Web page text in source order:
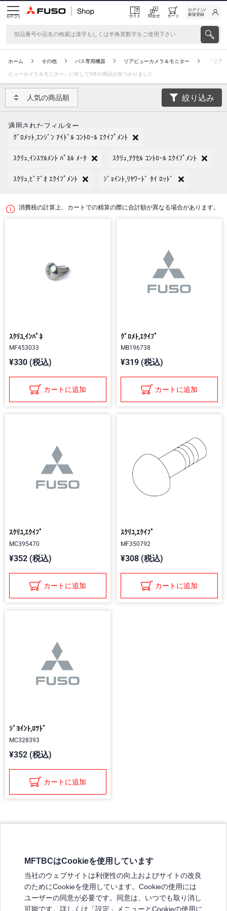
カテゴリ ガイド 問合せ カート
ログイン/
新規登録
ホーム その他 バス専用機器 リアビューカメラ＆モニター 「リア
ビューカメラ＆モニター」に対して5件の商品が見つかりました
人気の商品順 絞り込み
適用されたフィルター
ｸﾞﾛﾒｯﾄ,ｴﾝｼﾞﾝ ｱｲﾄﾞﾙ ｺﾝﾄﾛｰﾙ ｴｸｲﾌﾟﾒﾝﾄ
ｽｸﾘｭ,ｲﾝｽﾂﾙﾒﾝﾄ ﾊﾟﾈﾙ ﾒｰﾀ ｽｸﾘｭ,ｱｸｾﾙ ｺﾝﾄﾛｰﾙ ｴｸｲﾌﾟﾒﾝﾄ
ｽｸﾘｭ,ﾋﾞﾃﾞｵ ｴｸｲﾌﾟﾒﾝﾄ ｼﾞｮｲﾝﾄ,ﾘﾔﾜｰﾄﾞ ﾀｲ ﾛｯﾄﾞ
消費税の計算上、カートでの精算の際に合計額が異なる場合があります。
ｽｸﾘﾕ,ｲﾝﾊﾟﾈ
MF453033
¥330 (税込)
カートに追加
ｸﾞﾛﾒﾄ,ｴｸｲﾌﾟ
MB196738
¥319 (税込)
カートに追加
ｽｸﾘﾕ,ｴｸｲﾌﾟ
MC395470
¥352 (税込)
カートに追加
ｽｸﾘﾕ,ｴｸｲﾌﾟ
MF350792
¥308 (税込)
カートに追加
ｼﾞﾖｲﾝﾄ,ﾛﾂﾄﾞ
MC328393
¥352 (税込)
カートに追加
弊社の製品について
販売店リスト
MFTBCはCookieを使用しています
当社のウェブサイトは利便性の向上およびサイトの改良
のためにCookieを使用しています。Cookieの使用には
ユーザーの同意が必要です。同意は、いつでも取り消し
可能です。詳しくは「設定」メニューとCookieの使用に